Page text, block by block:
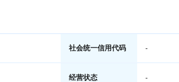
社会统一信用代码 -
经营状态 -